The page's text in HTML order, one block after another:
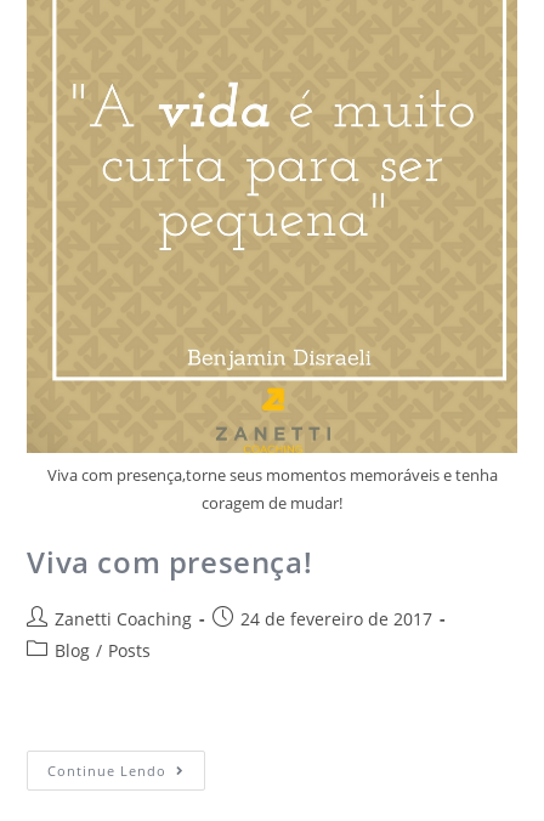
Viva com presença,torne seus momentos memoráveis e tenha
coragem de mudar!
Viva com presença!
Zanetti Coaching
24 de fevereiro de 2017
Blog / Posts
Continue Lendo